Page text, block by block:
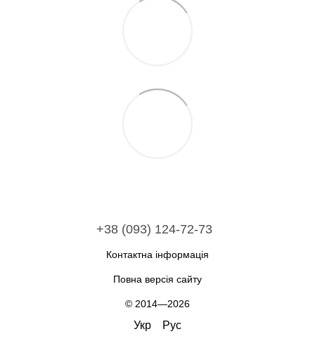
+38 (093) 124-72-73
Контактна інформація
Повна версія сайту
© 2014—2026
Укр Рус